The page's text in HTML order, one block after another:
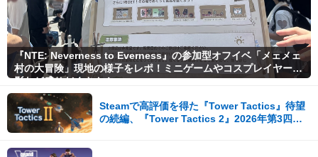
『NTE: Neverness to Everness』の参加型オフイベ「メェメェ
村の大冒険」現地の様子をレポ！ミニゲームやコスプレイヤー撮
影など盛りだくさん！
Steamで高評価を得た『Tower Tactics』待望
の続編、『Tower Tactics 2』2026年第3四半